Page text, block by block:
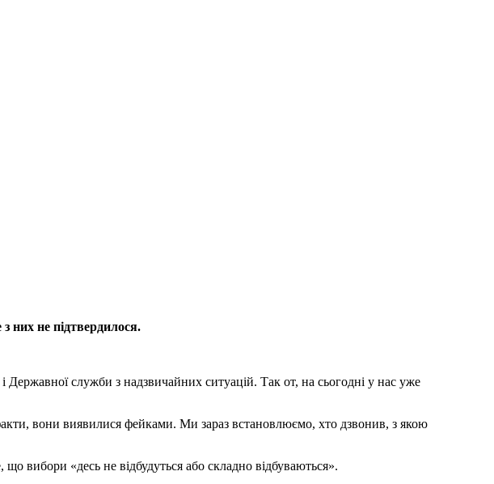
них не підтвердилося.
служби з надзвичайних ситуацій. Так от, на сьогодні у нас уже
вони виявилися фейками. Ми зараз встановлюємо, хто дзвонив, з якою
вибори «десь не відбудуться або складно відбуваються».